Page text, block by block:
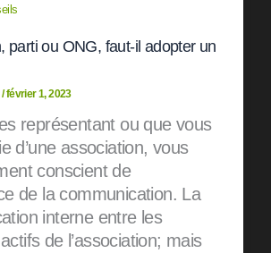
parti ou ONG, faut-il adopter un
/février 1, 2023
représentant ou que vous
d’une association, vous
conscient de
de la communication. La
interne entre les
de l’association; mais